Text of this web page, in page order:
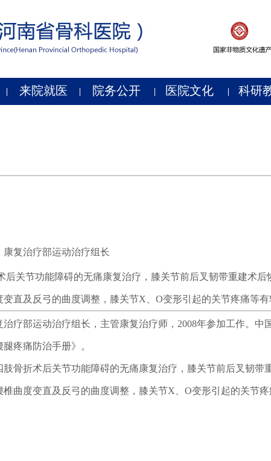
来院就医 院务公开 医院文化 科研
复治疗部运动治疗组长
后关节功能障碍的无痛康复治疗，膝关节前后叉韧带重建术
直及反弓的曲度调整，膝关节X、O变形引起的关节疼痛等有
部运动治疗组长，主管康复治疗师，2008年参加工作。中
疼痛防治手册》。
折术后关节功能障碍的无痛康复治疗，膝关节前后叉韧带
曲度变直及反弓的曲度调整，膝关节X、O变形引起的关节疼